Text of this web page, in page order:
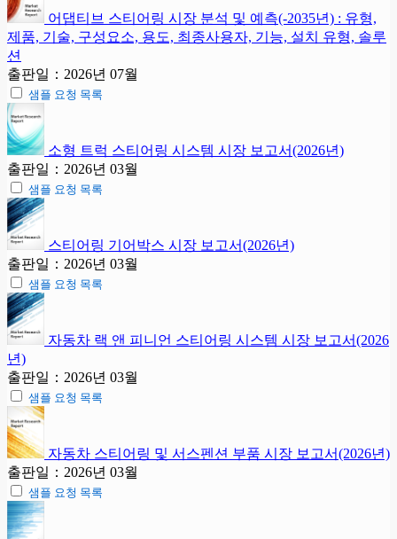
어댑티브 스티어링 시장 분석 및 예측(-2035년) : 유형,
제품, 기술, 구성요소, 용도, 최종사용자, 기능, 설치 유형, 솔루
션
출판일：2026년 07월
샘플 요청 목록
소형 트럭 스티어링 시스템 시장 보고서(2026년)
출판일：2026년 03월
샘플 요청 목록
스티어링 기어박스 시장 보고서(2026년)
출판일：2026년 03월
샘플 요청 목록
자동차 랙 앤 피니언 스티어링 시스템 시장 보고서(2026
년)
출판일：2026년 03월
샘플 요청 목록
자동차 스티어링 및 서스펜션 부품 시장 보고서(2026년)
출판일：2026년 03월
샘플 요청 목록